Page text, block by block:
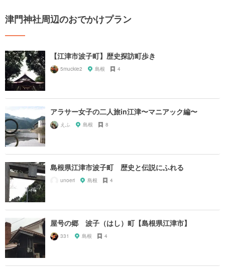
津門神社周辺のおでかけプラン
【江津市波子町】歴史探訪町歩き
5muckie2 島根 4
アラサー女子の二人旅in江津〜マニアック編〜
えふ 島根 8
島根県江津市波子町 歴史と伝説にふれる
unoeri 島根 4
屋号の郷 波子（はし）町【島根県江津市】
331 島根 4